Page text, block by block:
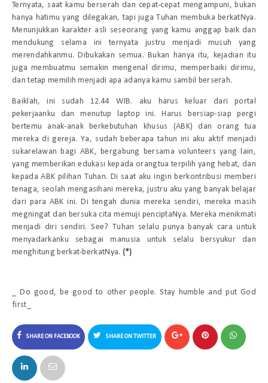
Ternyata, saat kamu berserah dan cepat-cepat mengampuni, bukan
hanya hatimu yang dilegakan, tapi juga Tuhan membuka berkatNya.
Menunjukkan karakter asli seseorang yang kamu anggap baik dan
mendukung selama ini ternyata justru menjadi musuh yang
merendahkanmu. Dibukakan semua. Bukan hanya itu, kejadian itu
juga membuatmu semakin mengenal dirimu, memperbaiki dirimu,
dan tetap memilih menjadi apa adanya kamu sambil berserah.
Baiklah, ini sudah 12.44 WIB. aku harus keluar dari portal
pekerjaanku dan menutup laptop ini. Harus bersiap-siap pergi
bertemu anak-anak berkebutuhan khusus (ABK) dan orang tua
mereka di gereja. Ya, sudah beberapa tahun ini aku aktif menjadi
sukarelawan bagi ABK, bergabung bersamavolunteers yang lain,
yang memberikan edukasi kepada orangtua terpilih yang hebat, dan
kepada ABK pilihan Tuhan. Di saat aku ingin berkontribusi memberi
tenaga, seolah mengasihani mereka, justru aku yang banyak belajar
dari para ABK ini. Di tengah dunia mereka sendiri, mereka masih
megningat dan bersuka cita memuji penciptaNya. Mereka menikmati
menjadi diri sendiri. See? Tuhan selalu punya banyak cara untuk
menyadarkanku sebagai manusia untuk selalu bersyukur dan
menghitung berkat-berkatNya. (*)
_ Do good, be good to other people. Stay humble and put God
first_
SHARE ON FACEBOOK SHARE ON TWITTER